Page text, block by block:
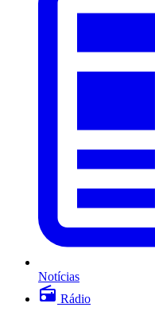
Notícias
Rádio